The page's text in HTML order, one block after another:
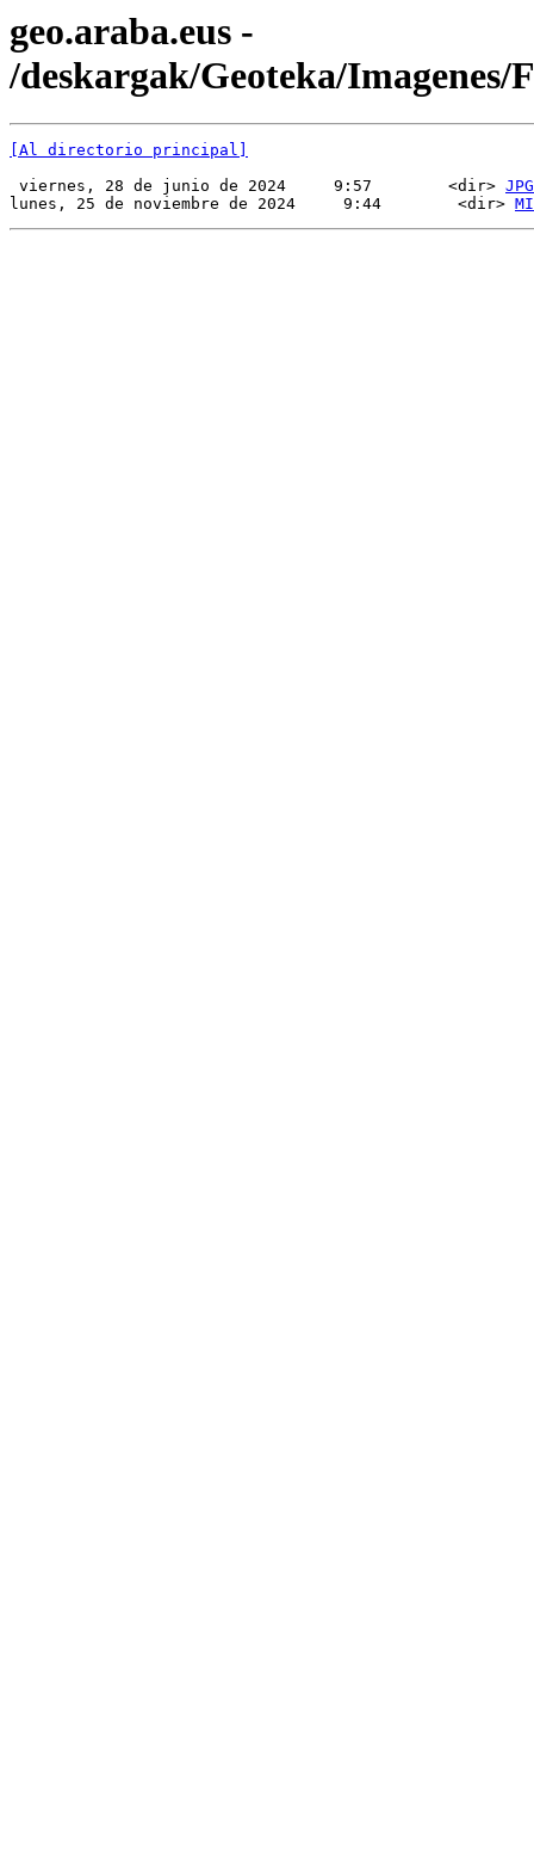
geo.araba.eus -
/deskargak/Geoteka/Imagenes/
[Al directorio principal]
viernes, 28 de junio de 2024     9:57        <dir> JPG
lunes, 25 de noviembre de 2024     9:44        <dir>